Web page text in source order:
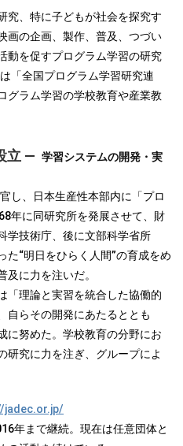
、特に子どもが社会を探究す
画の企画、製作、普及、つづい
動を促すプログラム学習の研究
「全国プログラム学習研究連
グラム学習の学校教育や産業教
立 ― 学習システムの開発・実
し、日本生産性本部内に「プロ
年に同研究所を発展させて、財
学技術庁、後に文部科学省所
た“明日をひらく人間”の育成をめ
及に力を注いだ。
理論と実習を統合した協働的
自らその開発にあたるととも
に努めた。学校教育の分野にお
研究に力を注ぎ、グループによ
jadec.or.jp/
年まで継続。現在は任意団体と